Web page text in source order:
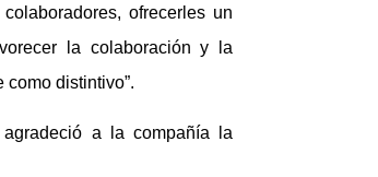
ofrecerles un
la colaboración y la
distintivo”.
a la compañía la